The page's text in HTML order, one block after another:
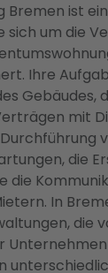
Bremen ist
sich um die
Ihre
Gebäudes,
mit
die
die
In
die